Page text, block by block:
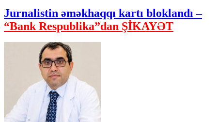
Jurnalistin əməkhaqqı kartı bloklandı –
“Bank Respublika”dan ŞİKAYƏT